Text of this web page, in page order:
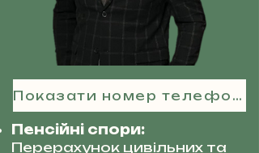
Показати номер телефону
Пенсійні спори:
Перерахунок цивільних та